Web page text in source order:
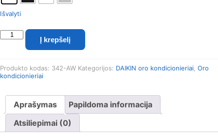
Išvalyti
produkto
2.0/2.5
kondicionieriaus
komplektas
(FTXA20CW/CS/CB
/
Į krepšelį
Produkto kodas: 342-AW Kategorijos: DAIKIN oro kondicionieriai Oro
kondicionieriai
Aprašymas
Papildoma informacija
Atsiliepimai (0)